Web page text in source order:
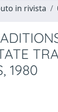
in rivista
1980